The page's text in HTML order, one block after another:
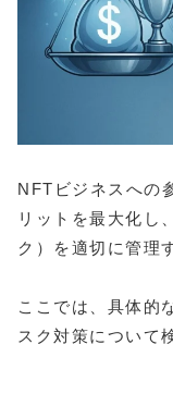
NFTビジネスへの
リットを最大化し
ク）を適切に管理
ここでは、具体的
スク対策について